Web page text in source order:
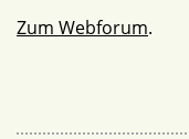
Zum Webforum.